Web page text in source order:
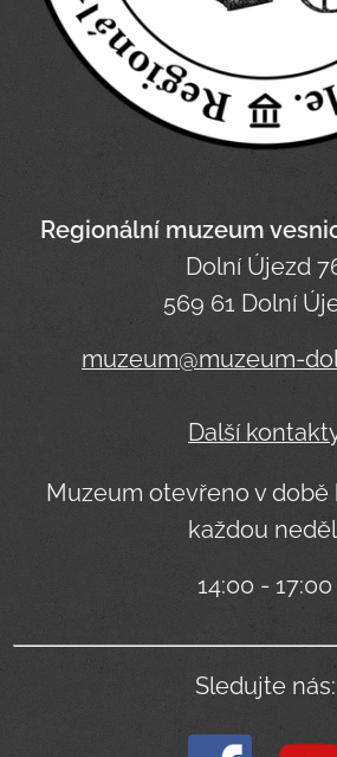
Regionální muzeum
Dolní Újezd
569 61 Dolní
muzeum@muzeum-
Další
Muzeum otevřeno v době
každou
14:00 - 17:00
Sledujte nás: